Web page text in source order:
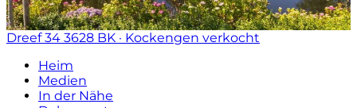
Dreef 34 3628 BK · Kockengen verkocht
Heim
Medien
In der Nähe